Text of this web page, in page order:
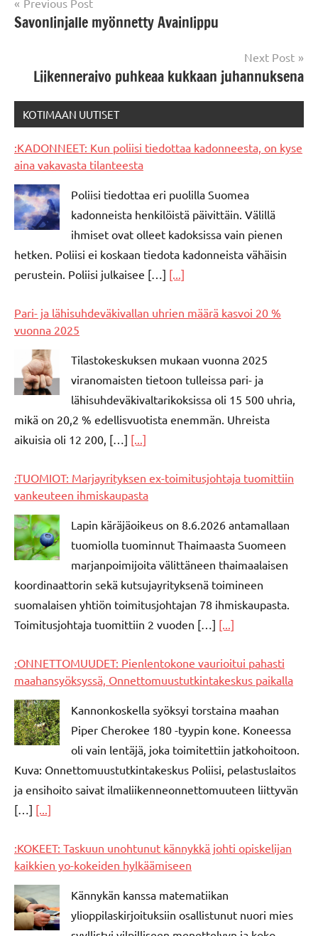
navigation
Savonlinjalle myönnetty Avainlippu
Next Post
Liikenneraivo puhkeaa kukkaan juhannuksena
KOTIMAAN UUTISET
:KADONNEET: Kun poliisi tiedottaa kadonneesta, on kyse
aina vakavasta tilanteesta
Poliisi tiedottaa eri puolilla Suomea
kadonneista henkilöistä päivittäin. Välillä
ihmiset ovat olleet kadoksissa vain pienen
hetken. Poliisi ei koskaan tiedota kadonneista vähäisin
perustein. Poliisi julkaisee […] [...]
Pari- ja lähisuhdeväkivallan uhrien määrä kasvoi 20 %
vuonna 2025
Tilastokeskuksen mukaan vuonna 2025
viranomaisten tietoon tulleissa pari- ja
lähisuhdeväkivaltarikoksissa oli 15 500 uhria,
mikä on 20,2 % edellisvuotista enemmän. Uhreista
aikuisia oli 12 200, […] [...]
:TUOMIOT: Marjayrityksen ex-toimitusjohtaja tuomittiin
vankeuteen ihmiskaupasta
Lapin käräjäoikeus on 8.6.2026 antamallaan
tuomiolla tuominnut Thaimaasta Suomeen
marjanpoimijoita välittäneen thaimaalaisen
koordinaattorin sekä kutsujayrityksenä toimineen
suomalaisen yhtiön toimitusjohtajan 78 ihmiskaupasta.
Toimitusjohtaja tuomittiin 2 vuoden […] [...]
:ONNETTOMUUDET: Pienlentokone vaurioitui pahasti
maahansyöksyssä, Onnettomuustutkintakeskus paikalla
Kannonkoskella syöksyi torstaina maahan
Piper Cherokee 180 -tyypin kone. Koneessa
oli vain lentäjä, joka toimitettiin jatkohoitoon.
Kuva: Onnettomuustutkintakeskus Poliisi, pelastuslaitos
ja ensihoito saivat ilmaliikenneonnettomuuteen liittyvän
[…] [...]
:KOKEET: Taskuun unohtunut kännykkä johti opiskelijan
kaikkien yo-kokeiden hylkäämiseen
Kännykän kanssa matematiikan
ylioppilaskirjoituksiin osallistunut nuori mies